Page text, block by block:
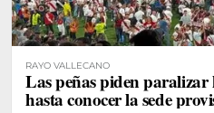
RAYO VALLECANO
Las peñas piden paralizar
hasta conocer la sede